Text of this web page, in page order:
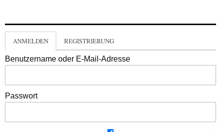
ANMELDEN REGISTRIERUNG
Benutzername oder E-Mail-Adresse
Passwort